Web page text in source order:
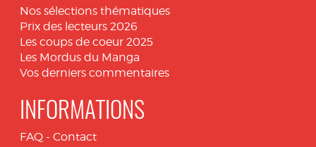
Nos sélections thématiques
Prix des lecteurs 2026
Les coups de coeur 2025
Les Mordus du Manga
Vos derniers commentaires
INFORMATIONS
FAQ - Contact